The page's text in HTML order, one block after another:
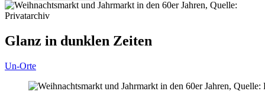
Glanz in dunklen Zeiten
Un-Orte